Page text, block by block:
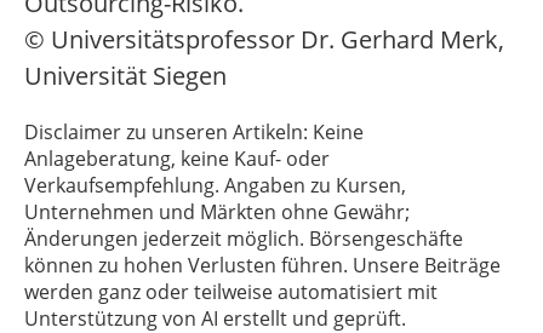
© Universitätsprofessor Dr. Gerhard Merk,
Universität Siegen
Disclaimer zu unseren Artikeln: Keine
Anlageberatung, keine Kauf- oder
Verkaufsempfehlung. Angaben zu Kursen,
Unternehmen und Märkten ohne Gewähr;
Änderungen jederzeit möglich. Börsengeschäfte
können zu hohen Verlusten führen. Unsere Beiträge
werden ganz oder teilweise automatisiert mit
Unterstützung von AI erstellt und geprüft.